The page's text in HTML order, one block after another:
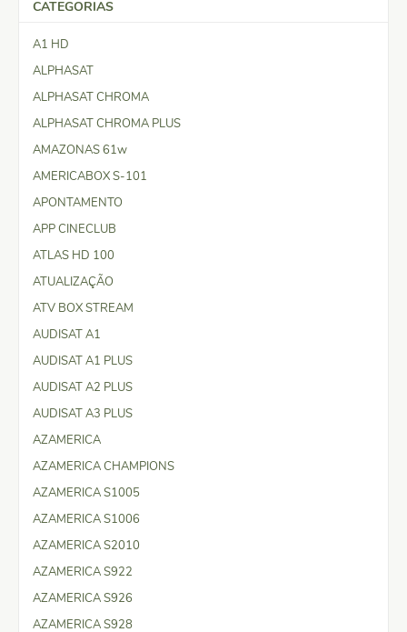
CATEGORIAS
A1 HD
ALPHASAT
ALPHASAT CHROMA
ALPHASAT CHROMA PLUS
AMAZONAS 61w
AMERICABOX S-101
APONTAMENTO
APP CINECLUB
ATLAS HD 100
ATUALIZAÇÃO
ATV BOX STREAM
AUDISAT A1
AUDISAT A1 PLUS
AUDISAT A2 PLUS
AUDISAT A3 PLUS
AZAMERICA
AZAMERICA CHAMPIONS
AZAMERICA S1005
AZAMERICA S1006
AZAMERICA S2010
AZAMERICA S922
AZAMERICA S926
AZAMERICA S928